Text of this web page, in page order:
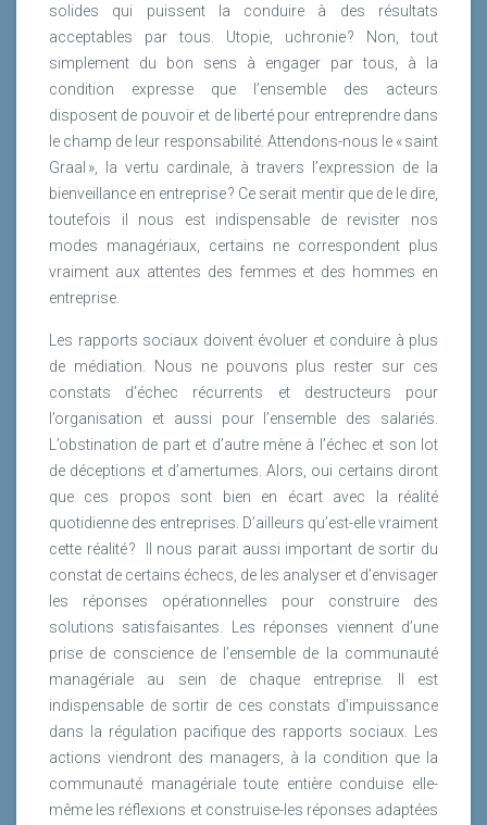
solides qui puissent la conduire à des résultats
acceptables par tous. Utopie, uchronie ? Non, tout
simplement du bon sens à engager par tous, à la
condition expresse que l’ensemble des acteurs
disposent de pouvoir et de liberté pour entreprendre dans
le champ de leur responsabilité. Attendons-nous le « saint
Graal », la vertu cardinale, à travers l’expression de la
bienveillance en entreprise ? Ce serait mentir que de le dire,
toutefois il nous est indispensable de revisiter nos
modes managériaux, certains ne correspondent plus
vraiment aux attentes des femmes et des hommes en
entreprise.
Les rapports sociaux doivent évoluer et conduire à plus
de médiation. Nous ne pouvons plus rester sur ces
constats d’échec récurrents et destructeurs pour
l’organisation et aussi pour l’ensemble des salariés.
L’obstination de part et d’autre mène à l’échec et son lot
de déceptions et d’amertumes. Alors, oui certains diront
que ces propos sont bien en écart avec la réalité
quotidienne des entreprises. D’ailleurs qu’est-elle vraiment
cette réalité ?
Il nous parait aussi important de sortir du
constat de certains échecs, de les analyser et d’envisager
les réponses opérationnelles pour construire des
solutions satisfaisantes. Les réponses viennent d’une
prise de conscience de l’ensemble de la communauté
managériale au sein de chaque entreprise. Il est
indispensable de sortir de ces constats d’impuissance
dans la régulation pacifique des rapports sociaux. Les
actions viendront des managers, à la condition que la
communauté managériale toute entière conduise elle-
même les réflexions et construise-les réponses adaptées